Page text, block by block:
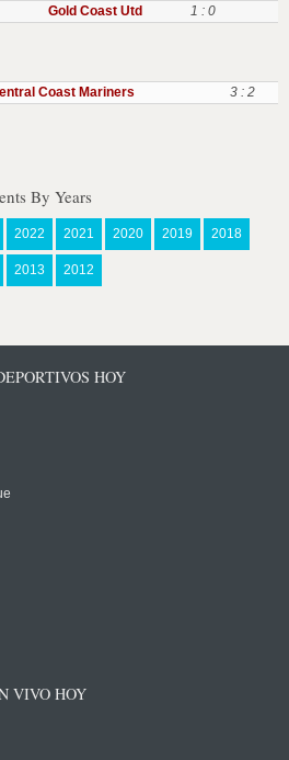
Gold Coast Utd 1 : 0
Coast Mariners 3 : 2
By Years
2022 2021 2020 2019 2018
2013 2012
HOY
VIVO HOY